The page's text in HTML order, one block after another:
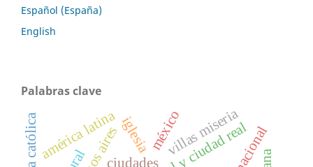
Español (España)
English
Palabras clave
ciudades
américa latina villas miseria
iglesia méxico